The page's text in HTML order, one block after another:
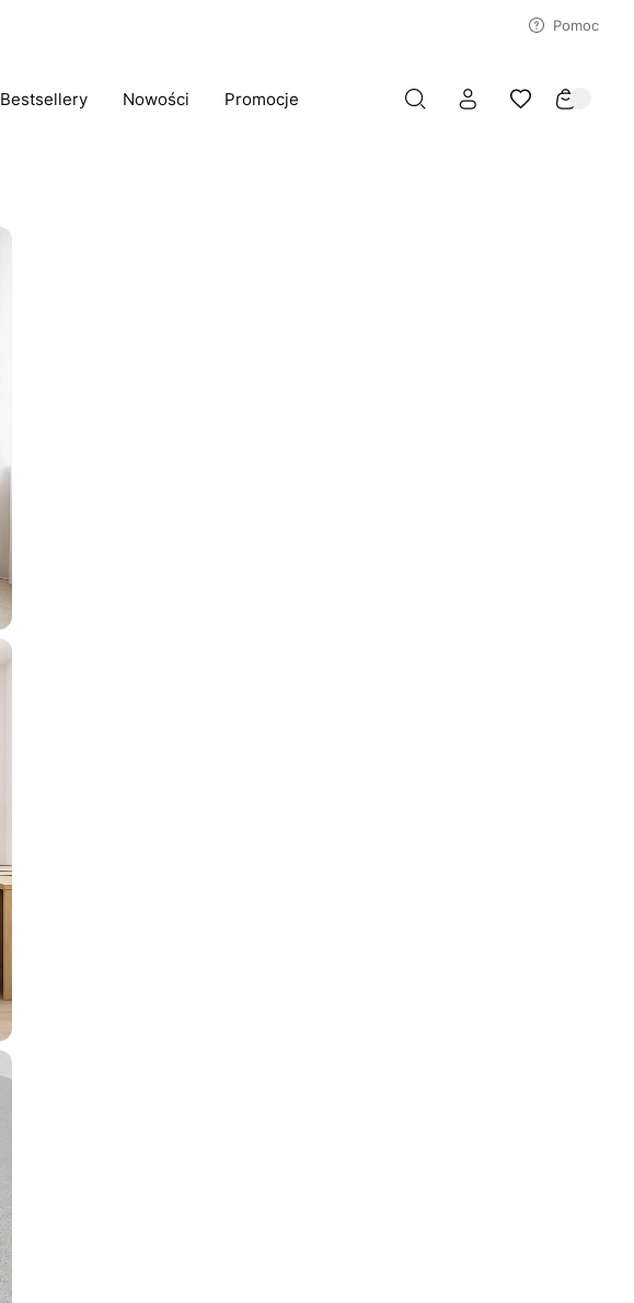
Pomoc
Bestsellery Nowości Promocje